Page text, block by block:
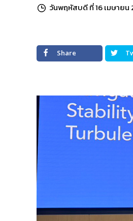
วันพฤหัสบดี ที่ 16 เมษายน
Share